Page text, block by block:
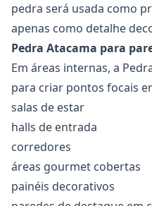
pedra será usada como
apenas como detalhe
Pedra Atacama para
Em áreas internas, a
para criar pontos focais
salas de estar
halls de entrada
corredores
áreas gourmet cobertas
painéis decorativos